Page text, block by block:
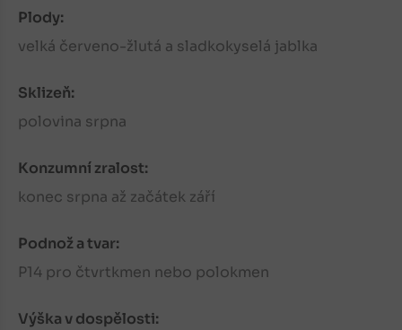
Plody:
velká červeno-žlutá a sladkokyselá jablka
Sklizeň:
polovina srpna
Konzumní zralost:
konec srpna až začátek září
Podnož a tvar:
P14 pro čtvrtkmen nebo polokmen
Výška v dospělosti: